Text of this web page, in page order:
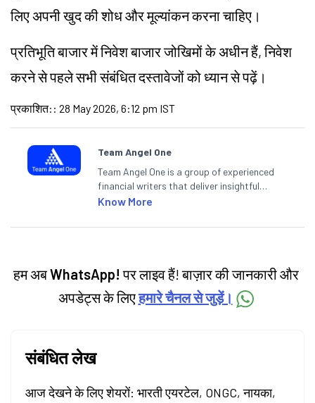
लिए अपनी खुद की शोध और मूल्यांकन करना चाहिए।
प्रतिभूति बाजार में निवेश बाजार जोखिमों के अधीन हैं, निवेश
करने से पहले सभी संबंधित दस्तावेजों को ध्यान से पढ़ें।
प्रकाशित: : 28 May 2026, 6:12 pm IST
Team Angel One
Team Angel One is a group of experienced
financial writers that deliver insightful
articles on the stock market, IPO, economy,
categories.
Know More
हम अबWhatsApp! पर लाइव हैं! बाज़ार की जानकारी और
अपडेट्स के लिएहमारे चैनल से जुड़ें।
संबंधित लेख
आज देखने के लिए शेयरों: भारती एयरटेल, ONGC, नायका,